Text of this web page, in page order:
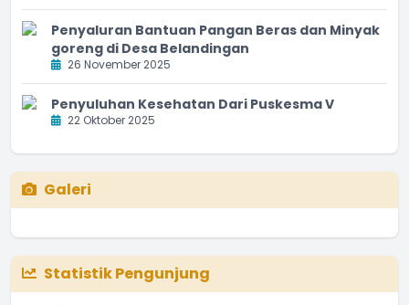
Penyaluran Bantuan Pangan Beras dan Minyak
goreng di Desa Belandingan
26 November 2025
Penyuluhan Kesehatan Dari Puskesma V
22 Oktober 2025
Galeri
Statistik Pengunjung